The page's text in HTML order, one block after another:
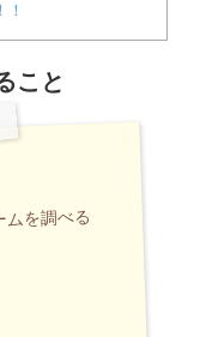
！
こと
を調べる